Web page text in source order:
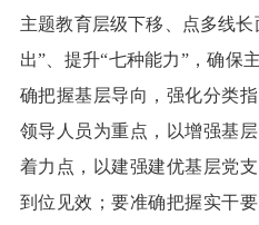
主题教育层级下移、点多线
出”、提升“七种能力”，确保
确把握基层导向，强化分类
领导人员为重点，以增强基
着力点，以建强建优基层党
到位见效；要准确把握实干